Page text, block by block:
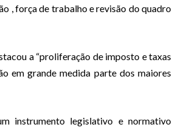
, força de trabalho e revisão do quadro
a “proliferação de imposto e taxas
em grande medida parte dos maiores
instrumento legislativo e normativo